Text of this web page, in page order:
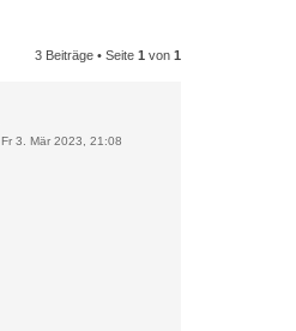
3 Beiträge • Seite 1 von 1
Fr 3. Mär 2023, 21:08